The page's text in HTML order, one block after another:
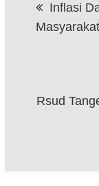
Inflasi
Rsud